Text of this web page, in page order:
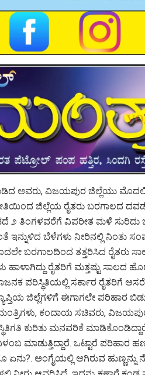
ಅವರು, ವಿಜಯಪುರ ಜಿಲ್ಲೆಯು
ಜಿಲ್ಲೆಯ ರೈತರು ಬರಗಾಲದ ದವಡೆಗೆ
೨ ತಿಂಗಳವರೆಗೆ ವಿಪರೀತ ಮಳೆ ಸುರಿದು
ಇನ್ನುಳಿದ ಬೆಳೆಗಳು ನೀರಿನಲ್ಲಿ ನಿಂತು
ಬರಗಾಲದಿಂದ ತತ್ತರಿಸಿದ ರೈತರು
ರೈತರಿಗೆ ಮತ್ತಷ್ಟು ಸಾಲದ
ಪರಿಸ್ಥಿತಿಯಲ್ಲಿ ಸರ್ಕಾರ ರೈತರಿಗೆ
ಜಿಲ್ಲೆಗಳಿಗೆ ಈಗಾಗಲೇ ಪರಿಹಾರ
ಕಂದಾಯ ಸಚಿವರು,
ಕುರಿತು ಮನವರಿಕೆ
ಮಾಡುತ್ತಿದ್ದಾರೆ. ಒಟ್ಟಾರೆ ಪರಿಹಾರ
ಏನು?. ಅಂಗೈಯಲ್ಲಿ ಆಗಿರುವ